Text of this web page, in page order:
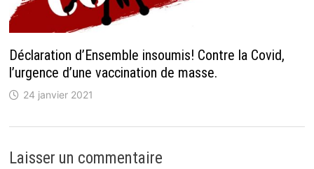
Déclaration d’Ensemble insoumis! Contre la Covid,
l’urgence d’une vaccination de masse.
24 janvier 2021
Laisser un commentaire